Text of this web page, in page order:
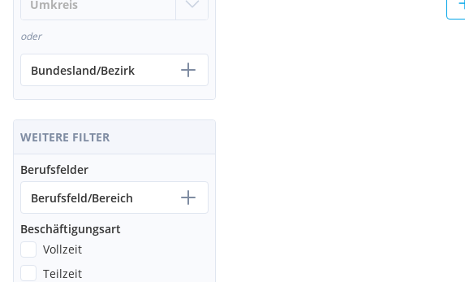
oder
Bundesland/Bezirk
WEITERE FILTER
Berufsfelder
Berufsfeld/Bereich
Beschäftigungsart
Vollzeit
Teilzeit